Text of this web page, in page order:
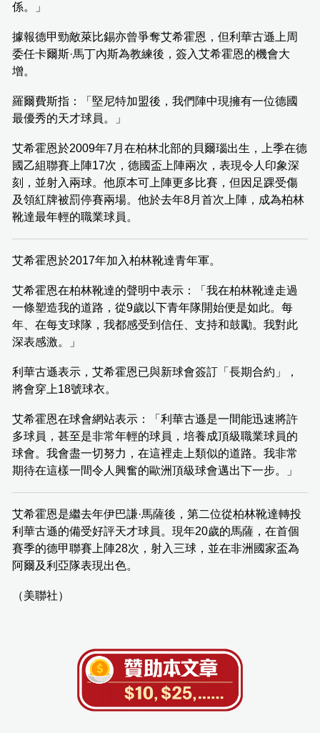
係。」
據報德甲勁敵萊比錫亦曾爭奪艾希霍恩，但利華古遜上周
委任卡爾斯·馬丁內斯為教練後，簽入艾希霍恩的機會大
增。
羅爾費斯指：「堅尼特加盟後，我們陣中現擁有一位德國
最優秀的天才球員。」
艾希霍恩於2009年7月在柏林北部的貝爾瑙出生，上季在德
國乙組聯賽上陣17次，德國盃上陣兩次，表現令人印象深
刻，並射入兩球。他原本可上陣更多比賽，但因足踝受傷
及領紅牌被罰停賽兩場。他於去年8月首次上陣，成為柏林
靴達最年輕的職業球員。
艾希霍恩於2017年加入柏林靴達青年軍。
艾希霍恩在柏林靴達的聲明中表示：「我在柏林靴達走過
一條塑造我的道路，從9歲以下青年隊開始便是如此。每
年、在每支球隊，我都感受到信任、支持和鼓勵。我對此
深表感激。」
利華古遜表示，艾希霍恩已與新球會簽訂「長期合約」，
將會穿上18號球衣。
艾希霍恩在球會網站表示：「利華古遜是一間能迅速將許
多球員，甚至是非常年輕的球員，培養成頂級職業球員的
球會。我會盡一切努力，在這裡走上類似的道路。我非常
期待在這樣一間令人興奮的歐洲頂級球會邁出下一步。」
艾希霍恩是繼去年伊巴謙·馬薩後，第二位從柏林靴達轉投
利華古遜的備受好評天才球員。現年20歲的馬薩，在首個
賽季的德甲聯賽上陣28次，射入三球，並在非洲國家盃為
阿爾及利亞隊表現出色。
（美聯社）